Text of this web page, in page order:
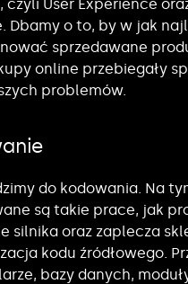
czyli User Experience
Dbamy o to, by w jak
sprzedawane
online przebiegały
problemów.
do kodowania. Na
są takie prace, jak
silnika oraz zaplecza
kodu źródłowego.
bazy danych,